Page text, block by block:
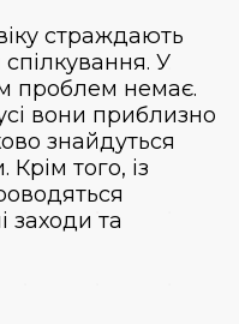
страждають
спілкування. У
проблем немає.
вони приблизно
знайдуться
того, із
заходи та